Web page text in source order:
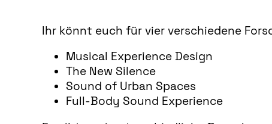
Ihr könnt euch für vier verschiedene
Musical Experience Design
The New Silence
Sound of Urban Spaces
Full-Body Sound Experience